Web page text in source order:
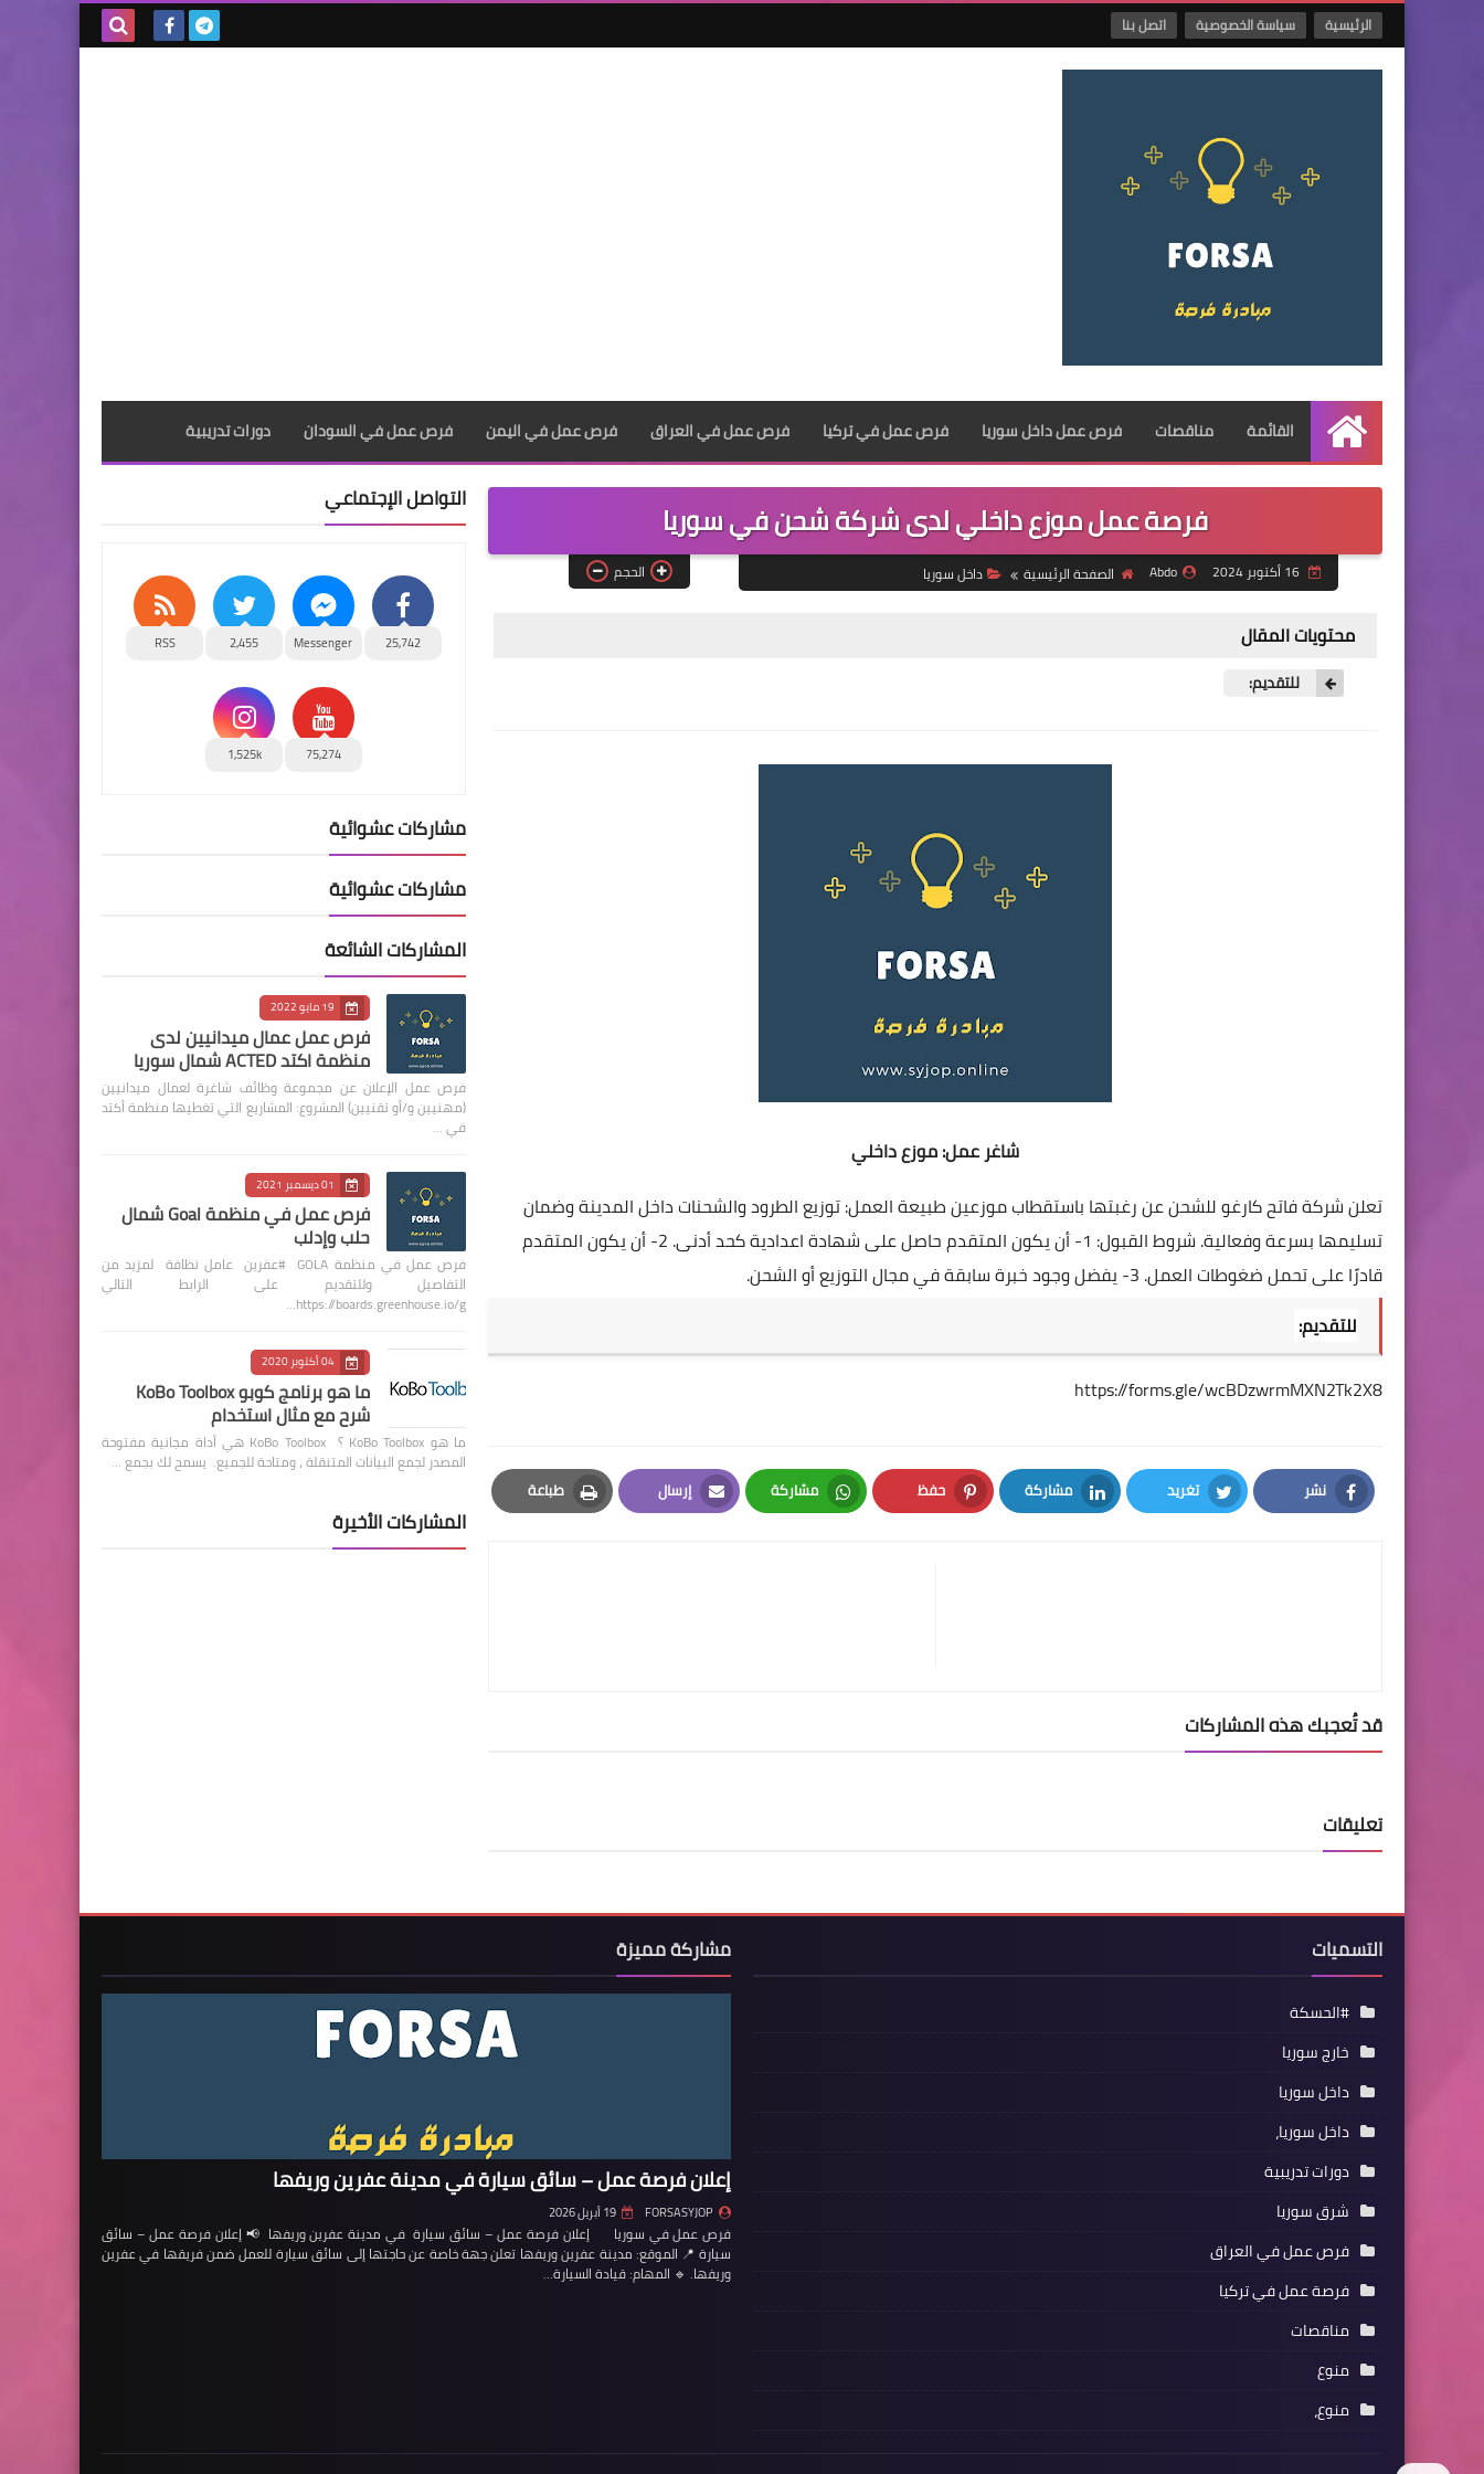
الرئيسية سياسة الخصوصية اتصل بنا
الرئيسية
القائمة مناقصات فرص عمل داخل سوريا فرص عمل في تركيا فرص عمل في العراق فرص عمل في اليمن فرص عمل في السودان دورات تدريبية
فرصة عمل موزع داخلي لدى شركة شحن في سوريا
16 أكتوبر 2024 Abdo الصفحة الرئيسية داخل سوريا الحجم
محتويات المقال
للتقديم:
شاغر عمل: موزع داخلي
تعلن شركة فاتح كارغو للشحن عن رغبتها باستقطاب موزعين طبيعة العمل: توزيع الطرود والشحنات داخل المدينة وضمان
تسليمها بسرعة وفعالية. شروط القبول: 1- أن يكون المتقدم حاصل على شهادة اعدادية كحد أدنى. 2- أن يكون المتقدم
قادرًا على تحمل ضغوطات العمل. 3- يفضل وجود خبرة سابقة في مجال التوزيع أو الشحن.
للتقديم:
https://forms.gle/wcBDzwrmMXN2Tk2X8
نشر
Facebook
تغريد
Twitter
مشاركة
LinkedIn
حفظ
Pinterest
مشاركة
Whatsapp
إرسال
Email
طباعة
Print
قد تُعجبك هذه المشاركات
تعليقات
التواصل الإجتماعي
25,742
Messenger
2,455
RSS
75,274
1,525k
مشاركات عشوائية
مشاركات عشوائية
المشاركات الشائعة
19 مايو 2022
فرص عمل عمال ميدانيين لدى
منظمة اكتد ACTED شمال سوريا
فرص عمل الإعلان عن مجموعة وظائف شاغرة لعمال ميدانيين
(مهنيين و/أو تقنيين) المشروع: المشاريع التي تغطيها منظمة أكتد
في …
01 ديسمبر 2021
فرص عمل في منظمة Goal شمال
حلب وإدلب
فرص عمل في منظمة GOLA #عفرين عامل نظافة لمزيد من
التفاصيل وللتقديم على الرابط التالي
https://boards.greenhouse.io/g…
04 أكتوبر 2020
ما هو برنامج كوبو KoBo Toolbox
شرح مع مثال استخدام
ما هو KoBo Toolbox ؟ KoBo Toolbox هي أداة مجانية مفتوحة
المصدر لجمع البيانات المتنقلة ، ومتاحة للجميع. يسمح لك بجمع …
المشاركات الأخيرة
التسميات
#الحسكة
خارج سوريا
داخل سوريا
داخل سوريا،
دورات تدريبية
شرق سوريا
فرص عمل في العراق
فرصة عمل في تركيا
مناقصات
منوع
منوع،
مشاركة مميزة
إعلان فرصة عمل – سائق سيارة في مدينة عفرين وريفها
FORSASYJOP 19 أبريل 2026
فرص عمل في سوريا إعلان فرصة عمل – سائق سيارة في مدينة عفرين وريفها 📢 إعلان فرصة عمل – سائق
سيارة 📍 الموقع: مدينة عفرين وريفها تعلن جهة خاصة عن حاجتها إلى سائق سيارة للعمل ضمن فريقها في عفرين
وريفها. 🔹 المهام: قيادة السيارة…